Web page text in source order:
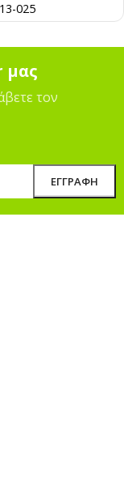
025
μας
τον